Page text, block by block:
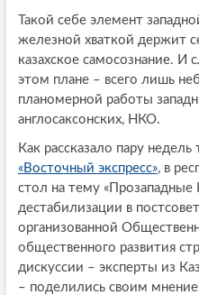
Такой себе элемент
железной хваткой держит
казахское самосознание. И
этом плане – всего лишь
планомерной работы
англосаксонских, НКО.
Как рассказало пару
«Восточный экспресс», в
стол на тему
дестабилизации в
организованной
общественного развития
дискуссии – эксперты из
– поделились своим